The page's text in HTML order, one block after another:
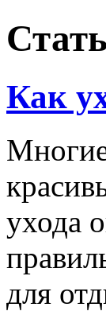
Как
ухода
для